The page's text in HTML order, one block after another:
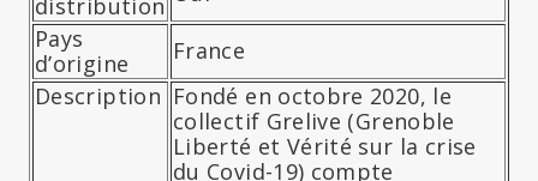
distribution
Pays
d’origine
France
Description Fondé en octobre 2020, le
collectif Grelive (Grenoble
Liberté et Vérité sur la crise
du Covid-19) compte